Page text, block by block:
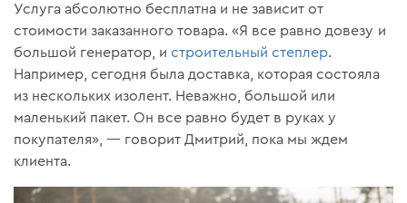
Услуга абсолютно бесплатна и не зависит от
стоимости заказанного товара. «Я все равно довезу и
большой генератор, истроительный степлер.
Например, сегодня была доставка, которая состояла
из нескольких изолент. Неважно, большой или
маленький пакет. Он все равно будет в руках у
покупателя», — говорит Дмитрий, пока мы ждем
клиента.